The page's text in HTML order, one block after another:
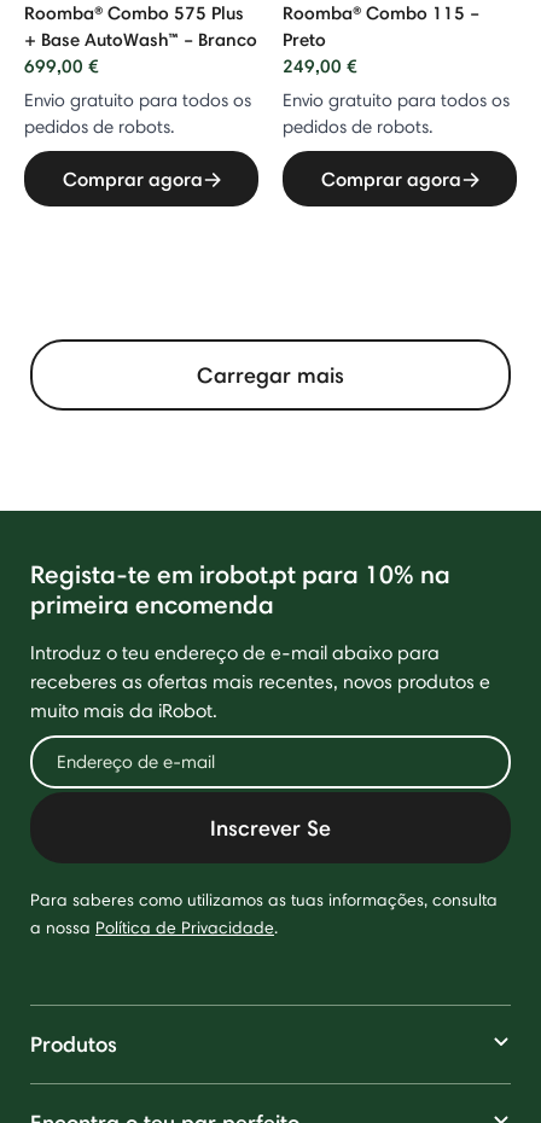
Roomba® Combo 575 Plus
+ Base AutoWash™ – Branco
699,00 €
Envio gratuito para todos os
pedidos de robots.
Comprar agora
Roomba® Combo 115 –
Preto
249,00 €
Envio gratuito para todos os
pedidos de robots.
Comprar agora
Carregar mais
Regista-te em irobot.pt para 10% na
primeira encomenda
Introduz o teu endereço de e-mail abaixo para
receberes as ofertas mais recentes, novos produtos e
muito mais da iRobot.
Inscrever Se
Para saberes como utilizamos as tuas informações, consulta
a nossa Política de Privacidade.
Produtos